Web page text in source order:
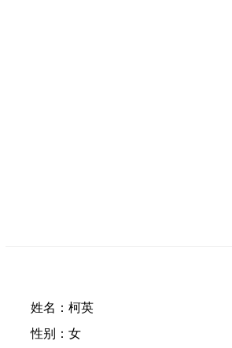
姓名：柯英
性别：女